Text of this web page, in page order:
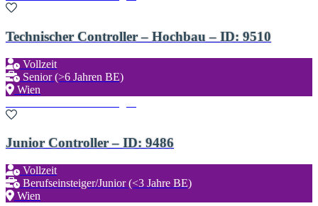
Technischer Controller – Hochbau – ID: 9510
Vollzeit
Senior (>6 Jahren BE)
Wien
Junior Controller – ID: 9486
Vollzeit
Berufseinsteiger/Junior (<3 Jahre BE)
Wien